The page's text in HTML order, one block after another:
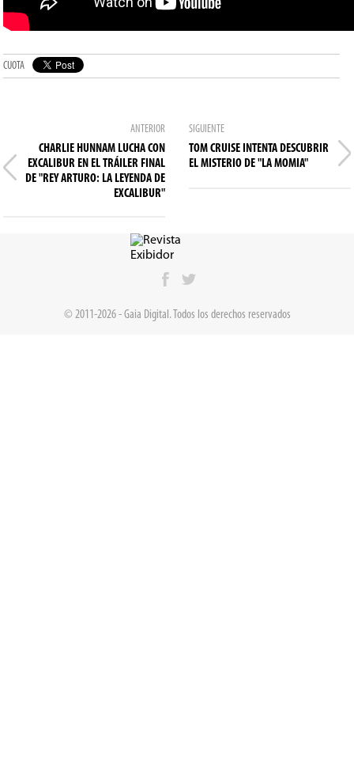
CUOTA
ANTERIOR
CHARLIE HUNNAM LUCHA CON
EXCALIBUR EN EL TRÁILER FINAL
DE "REY ARTURO: LA LEYENDA DE
EXCALIBUR"
SIGUIENTE
TOM CRUISE INTENTA DESCUBRIR
EL MISTERIO DE "LA MOMIA"
© 2011-2026 - Gaia Digital. Todos los derechos reservados